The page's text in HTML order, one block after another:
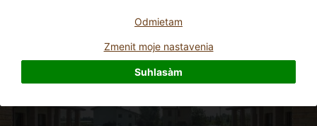
Odmietam
Zmenit moje nastavenia
Suhlasàm